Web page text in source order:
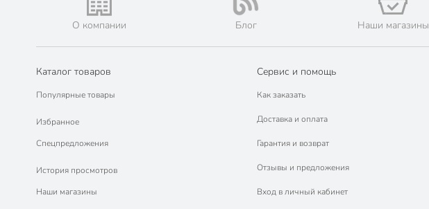
О компании Блог Наши магазины
Каталог товаров
Популярные товары
Избранное
Спецпредложения
История просмотров
Наши магазины
Сервис и помощь
Как заказать
Доставка и оплата
Гарантия и возврат
Отзывы и предложения
Вход в личный кабинет